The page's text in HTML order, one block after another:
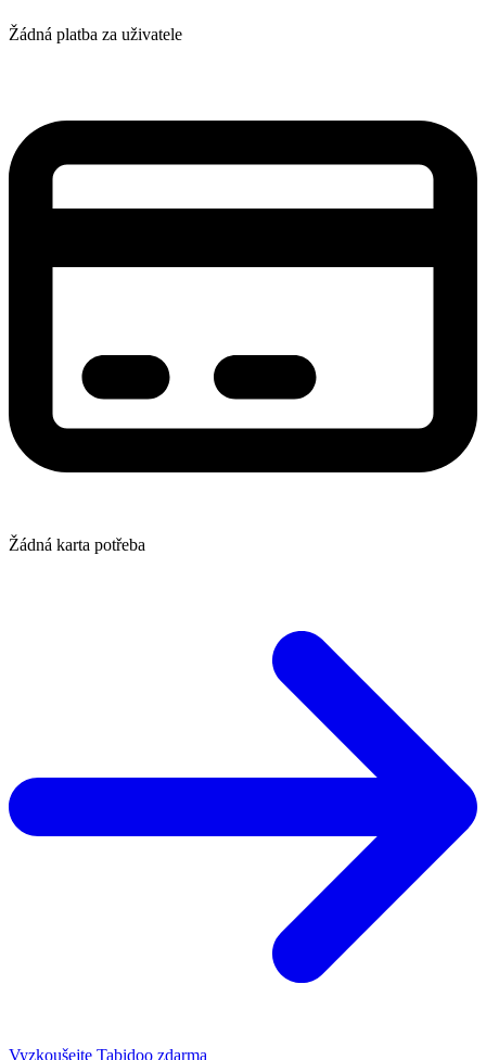
Žádná platba za uživatele
Žádná karta potřeba
Vyzkoušejte Tabidoo zdarma